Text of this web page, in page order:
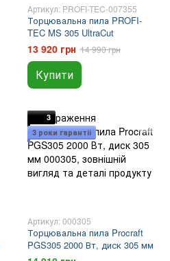
Артикул: PROFI-TEC-007355
Торцювальна пила PROFI-
TEC MS 305 UltraCut
13 920 грн 14 990 грн
Купити
3
3 роки гарантіі
Артикул: 000305
Торцювальна пила Procraft
PGS305 2000 Вт, диск 305 мм